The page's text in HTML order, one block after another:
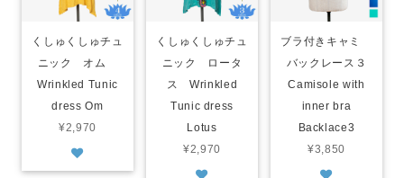
くしゅくしゅチュ
ニック オム
Wrinkled Tunic
dress Om
¥2,970
くしゅくしゅチュ
ニック ロータ
ス Wrinkled
Tunic dress
Lotus
¥2,970
ブラ付きキャミ
バックレース３
Camisole with
inner bra
Backlace3
¥3,850